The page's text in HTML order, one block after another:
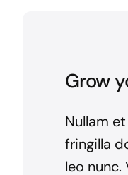
Grow
Nullam
fringilla
leo